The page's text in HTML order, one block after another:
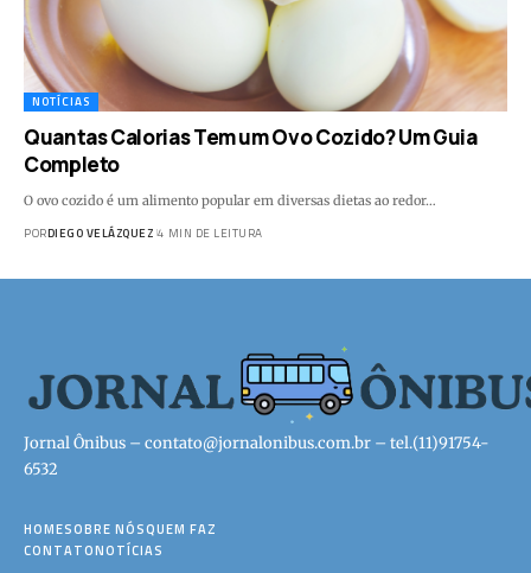
NOTÍCIAS
Quantas Calorias Tem um Ovo Cozido? Um Guia
Completo
O ovo cozido é um alimento popular em diversas dietas ao redor…
PORDIEGO VELÁZQUEZ 4 MIN DE LEITURA
Jornal Ônibus – contato@jornalonibus.com.br – tel.(11)91754-
6532
HOMESOBRE NÓSQUEM FAZ
CONTATONOTÍCIAS